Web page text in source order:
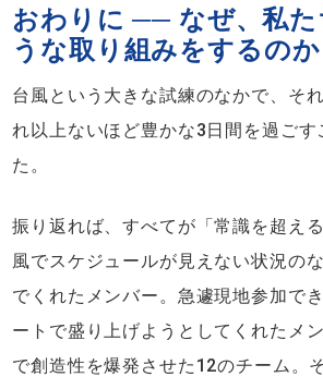
おわりに ── なぜ、私た
うな取り組みをするのか
台風という大きな試練のなかで、そ
れ以上ないほど豊かな3日間を過ごす
た。
振り返れば、すべてが「常識を超え
風でスケジュールが見えない状況の
でくれたメンバー。急遽現地参加で
ートで盛り上げようとしてくれたメ
で創造性を爆発させた12のチーム。